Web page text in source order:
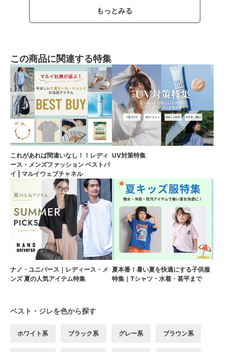
もっとみる
この商品に関連する特集
これがあれば間違いなし！！レディ
ース・メンズファッション ベストバ
イ | マルイウェブチャネル
UV対策特集
ナノ・ユニバース｜レディース・メ
ンズ 夏の人気アイテム特集
夏本番！暑い夏を快適にする子供服
特集｜Tシャツ・水着・甚平まで
ベスト・ジレを色から探す
ホワイト系 ブラック系 グレー系 ブラウン系